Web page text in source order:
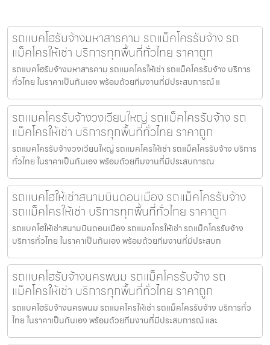
รถแบคโฮรับจ้างมหาสารคาม รถแม็คโครรับจ้าง รถ
แม็คโครให้เช่า บริการทุกพื้นที่ทั่วไทย ราคาถูก
รถแบคโฮรับจ้างมหาสารคาม รถแมคโครให้เช่า รถแม็คโครรับจ้าง บริการ
ทั่วไทย ในราคาเป็นกันเอง พร้อมด้วยทีมงานที่มีประสบการณ์ แ
รถแมคโครรับจ้างวงเวียนใหญ่ รถแม็คโครรับจ้าง รถ
แม็คโครให้เช่า บริการทุกพื้นที่ทั่วไทย ราคาถูก
รถแมคโครรับจ้างวงเวียนใหญ่ รถแมคโครให้เช่า รถแม็คโครรับจ้าง บริการ
ทั่วไทย ในราคาเป็นกันเอง พร้อมด้วยทีมงานที่มีประสบการณ
รถแบคโฮให้เช่าสนามบินดอนเมือง รถแม็คโครรับจ้าง
รถแม็คโครให้เช่า บริการทุกพื้นที่ทั่วไทย ราคาถูก
รถแบคโฮให้เช่าสนามบินดอนเมือง รถแมคโครให้เช่า รถแม็คโครรับจ้าง
บริการทั่วไทย ในราคาเป็นกันเอง พร้อมด้วยทีมงานที่มีประสบก
รถแบคโฮรับจ้างนครพนม รถแม็คโครรับจ้าง รถ
แม็คโครให้เช่า บริการทุกพื้นที่ทั่วไทย ราคาถูก
รถแบคโฮรับจ้างนครพนม รถแมคโครให้เช่า รถแม็คโครรับจ้าง บริการทั่ว
ไทย ในราคาเป็นกันเอง พร้อมด้วยทีมงานที่มีประสบการณ์ และ